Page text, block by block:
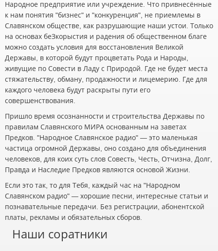
Народное предприятие или учреждение. Что привнесённые
к нам понятия "бизнес" и "конкуренция", не приемлемы в
Славянском обществе, как разрушающие наши устои. Только
на основах беЗкорыстия и радения об общественном благе
можно создать условия для восстановления Великой
Державы, в которой будут процветать Рода и Народы,
живущие по Совести в Ладу с Природой. Где не будет места
стяжательству, обману, продажности и лицемерию. Где для
каждого человека будут раскрыты пути его
совершенствования.
Пришло время осознанности и строительства Державы по
правилам Славянского МИРА основанным на заветах
Предков. "Народное Славянское радио" — это маленькая
частица огромной Державы, оно создано для объединения
человеков, для коих суть слов Совесть, Честь, Отчизна, Долг,
Правда и Наследие Предков являются основой Жизни.
Если это так, то для Тебя, каждый час на "Народном
Славянском радио" — хорошие песни, интересные статьи и
познавательные передачи. Без регистрации, абонентской
платы, рекламы и обязательных сборов.
Наши соратники